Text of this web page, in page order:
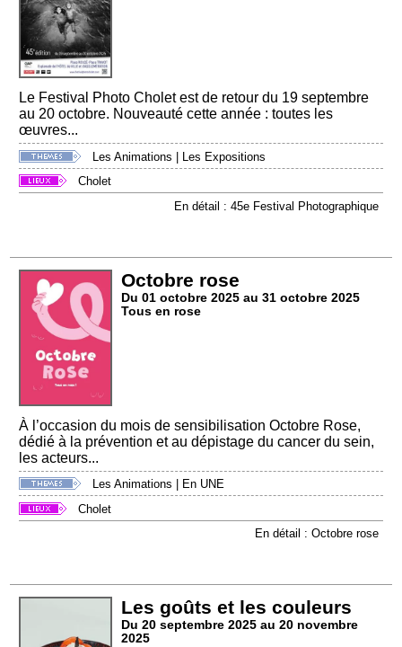
Le Festival Photo Cholet est de retour du 19 septembre
au 20 octobre. Nouveauté cette année : toutes les
œuvres...
Les Animations
Les Expositions
Cholet
En détail : 45e Festival Photographique
Octobre rose
Du 01 octobre 2025 au 31 octobre 2025
Tous en rose
À l’occasion du mois de sensibilisation Octobre Rose,
dédié à la prévention et au dépistage du cancer du sein,
les acteurs...
Les Animations
En UNE
Cholet
En détail : Octobre rose
Les goûts et les couleurs
Du 20 septembre 2025 au 20 novembre
2025